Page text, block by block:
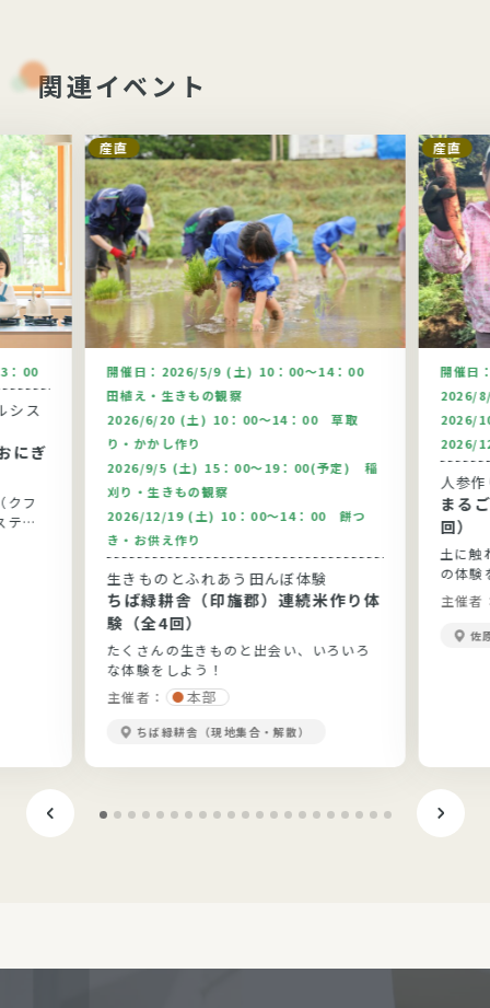
関連イベント
：00
シス
にぎ
クフ
テム
産直
開催日： 2026/5/9 (土) 10：00～14：00
田植え・生きもの観察
2026/6/20 (土) 10：00～14：00 草取
り・かかし作り
2026/9/5 (土) 15：00～19：00(予定) 稲
刈り・生きもの観察
2026/12/19 (土) 10：00～14：00 餅つ
き・お供え作り
生きものとふれあう田んぼ体験
ちば緑耕舎（印旛郡）連続米作り体
験（全4回）
たくさんの生きものと出会い、いろいろ
な体験をしよう！
主催者：
本部
ちば緑耕舎（現地集合・解散）
産直
開催日
2026/
2026/
2026/
人参
まる
回）
土に触
の体験
主催者
佐